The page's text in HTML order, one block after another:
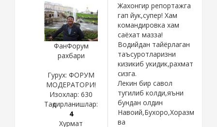
ФанФорум
рахбари
Гурух: ФОРУМ
МОДЕРАТОРИ!
Изохлар: 630
Тақдирланишлар:
4
Хурмат
Жахонгир репортажга
гап йук,супер! Хам
командировка хам
саёхат мазза!
Водийдан тайёрлаган
таъсуротларизни
кизикиб укидик,рахмат
сизга.
Лекин бир савол
тугилиб колди,яъни
бундан олдин
Навоий,Бухоро,Хоразм
ва